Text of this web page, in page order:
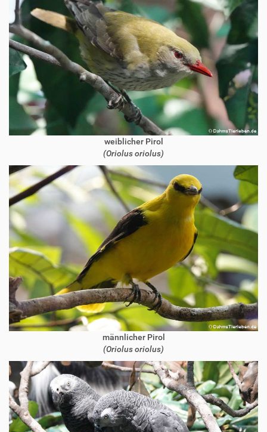
weiblicher Pirol
(Oriolus oriolus)
männlicher Pirol
(Oriolus oriolus)